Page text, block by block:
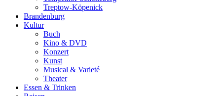
Treptow-Köpenick
Brandenburg
Kultur
Buch
Kino & DVD
Konzert
Kunst
Musical & Varieté
Theater
Essen & Trinken